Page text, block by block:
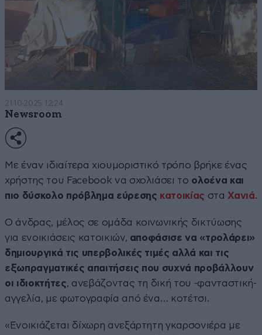
21·10·2025 12:24
Newsroom
Με έναν ιδιαίτερα χιουμοριστικό τρόπο βρήκε ένας
χρήστης του Facebook να σχολιάσει το ολοένα και
πιο δύσκολο πρόβλημα εύρεσης κατοικίας στα Χανιά.
Ο άνδρας, μέλος σε ομάδα κοινωνικής δικτύωσης
για ενοικιάσεις κατοικιών, αποφάσισε να «τρολάρει»
δημιουργικά τις υπερβολικές τιμές αλλά και τις
εξωπραγματικές απαιτήσεις που συχνά προβάλλουν
οι ιδιοκτήτες, ανεβάζοντας τη δική του -φανταστική-
αγγελία, με φωτογραφία από ένα… κοτέτσι.
«Ενοικιάζεται δίχωρη ανεξάρτητη γκαρσονιέρα με